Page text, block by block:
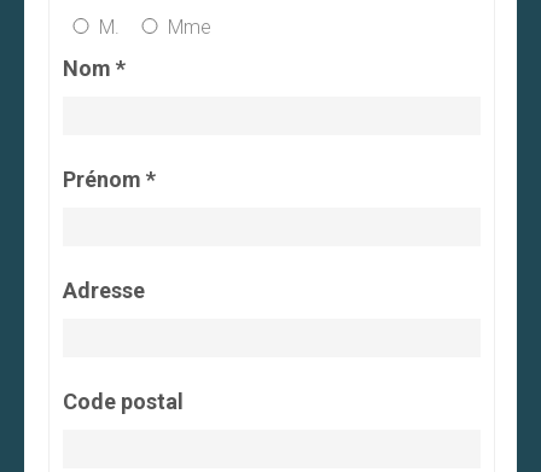
M. Mme
Nom *
Prénom *
Adresse
Code postal